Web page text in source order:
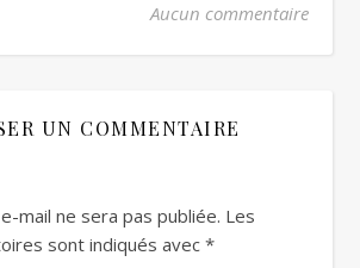
Aucun commentaire
UN COMMENTAIRE
mail ne sera pas publiée. Les
sont indiqués avec *